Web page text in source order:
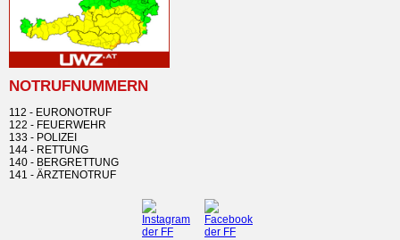
NOTRUFNUMMERN
112 - EURONOTRUF
122 - FEUERWEHR
133 - POLIZEI
144 - RETTUNG
140 - BERGRETTUNG
141 - ÄRZTENOTRUF